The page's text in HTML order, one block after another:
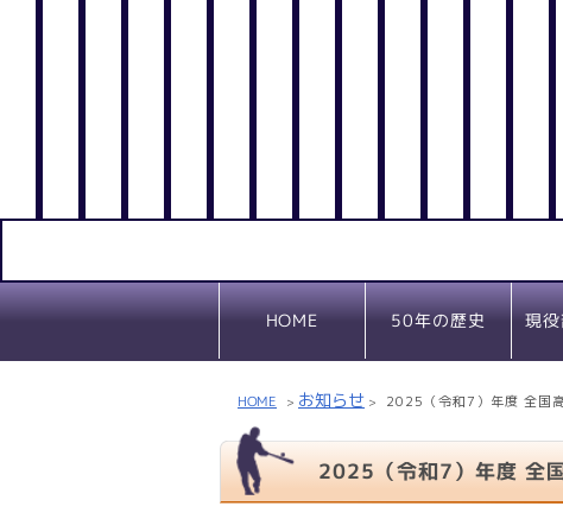
HOME 50年の歴史 現
HOME > お知らせ > 2025（令和7）年度 全国
2025（令和7）年度 全